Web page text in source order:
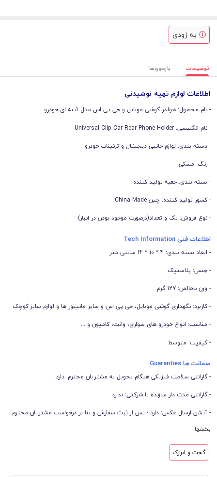
به زودی
توضیحات بازخوردها
اطلاعات لوازم تهیه نوشیدنی
- نام محصول: هولدر گوشی موبایل و جی پی اس مدل آینه ای خودرو
- نام انگلیسی: Universal Clip Car Rear Phone Holder
- دسته بندی: لوازم جانبی دیجیتال و تزئینات خودرو
- رنگ: مشکی
- بسته بندی: جعبه تولید کننده
- کشور تولید کننده: چین China Made
- نوع فروش: تک و تعداد(درصورت موجود بودن در انبار)
اطلاعات فنی Tech Information
- ابعاد بسته بندی: 4 * 10 * 14 سانتی متر
- جنس: پلاستیک
- وزن ناخالص: 127 گرم
- کاربرد: نگهداری گوشی موبایل، جی پی اس و سایر مانیتور ها و لوازم سایز کوچک
- مناسب: انواع خودرو های سواری، وانت، کامیون و ...
- کیفیت: متوسط
ضمانت ها Guaranties
- گارانتی سلامت فیزیکی هنگام تحویل به مشتریان محترم: دارد
- گارانتی مدت دار سازنده یا شرکتی: ندارد
- آپشن ارسال عکس: دارد - پس از ثبت سفارش و بنا بر درخواست مشتریان محترم
بخشها :
گجت و ابزارک